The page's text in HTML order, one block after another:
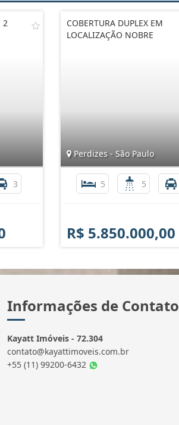
2
3
COBERTURA DUPLEX EM
LOCALIZAÇÃO NOBRE
Perdizes - São Paulo
5 5
R$ 5.850.000,00
Informações de Contato
Kayatt Imóveis - 72.304
contato@kayattimoveis.com.br
+55 (11) 99200-6432